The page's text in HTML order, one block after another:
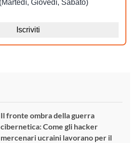
Il fronte ombra della guerra
cibernetica: Come gli hacker
mercenari ucraini lavorano per il